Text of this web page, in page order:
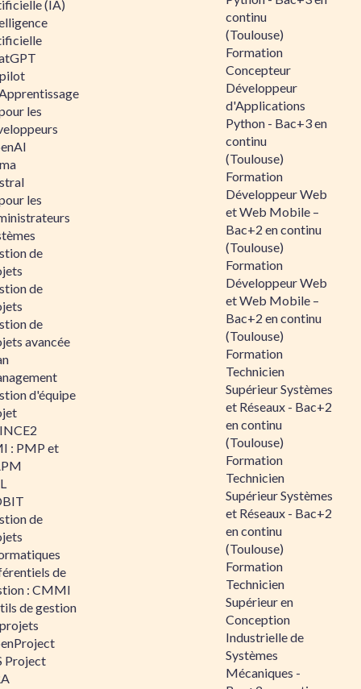
(IA)
les
les
de
de
de
avancée
d'équipe
: PMP et
de
de
: CMMI
de gestion
Project
continu
(Toulouse)
Formation
Concepteur
Développeur
d'Applications
Python - Bac+3 en
continu
(Toulouse)
Formation
Développeur Web
et Web Mobile –
Bac+2 en continu
(Toulouse)
Formation
Développeur Web
et Web Mobile –
Bac+2 en continu
(Toulouse)
Formation
Technicien
Supérieur Systèmes
et Réseaux - Bac+2
en continu
(Toulouse)
Formation
Technicien
Supérieur Systèmes
et Réseaux - Bac+2
en continu
(Toulouse)
Formation
Technicien
Supérieur en
Conception
Industrielle de
Systèmes
Mécaniques -